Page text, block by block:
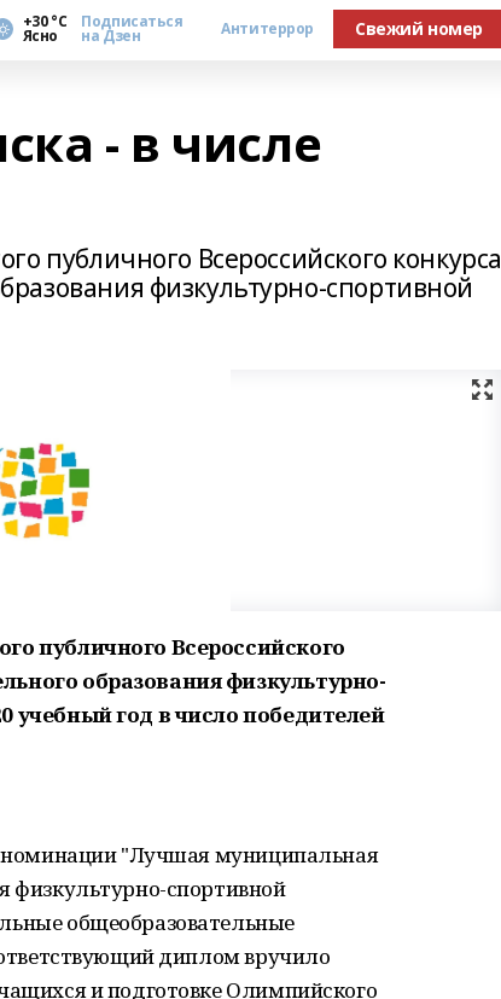
+30 °С
Ясно
Подписаться
на Дзен Антитеррор Свежий номер
- в числе
публичного Всероссийского конкурса
физкультурно-спортивной
публичного Всероссийского
образования физкультурно-
учебный год в число победителей
номинации "Лучшая муниципальная
физкультурно-спортивной
общеобразовательные
диплом вручило
и подготовке Олимпийского